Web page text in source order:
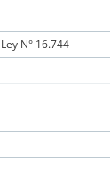
Ley N° 16.744